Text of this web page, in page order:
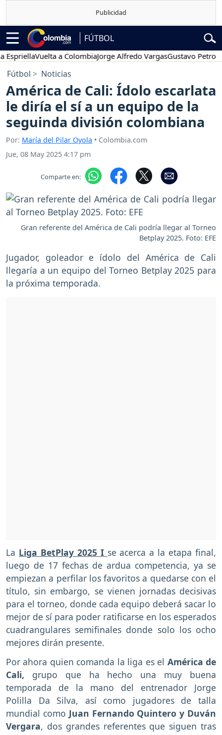
FÚTBOL
Vuelta a ColombiaJorge Alfredo VargasGustavo Petro
Fútbol Noticias
América de Cali: Ídolo escarlata
le diría el sí a un equipo de la
seguinda división colombiana
Por: María del Pilar Oyola • Colombia.com
Jue, 08 May 2025 4:17 pm
Comparte en:
Gran referente del América de Cali podría llegar al Torneo
Betplay 2025. Foto: EFE
Jugador, goleador e ídolo del América de Cali
llegaría a un equipo del Torneo Betplay 2025 para
la próxima temporada.
La Liga BetPlay 2025 I se acerca a la etapa final,
luego de 17 fechas de ardua competencia, ya se
empiezan a perfilar los favoritos a quedarse con el
título, sin embargo, se vienen jornadas decisivas
para el torneo, donde cada equipo deberá sacar lo
mejor de sí para poder ratificarse en los esperados
cuadrangulares semifinales donde solo los ocho
mejores dirán presente.
Por ahora quien comanda la liga es el América de
Cali, grupo que ha hecho una muy buena
temporada de la mano del entrenador Jorge
Polilla Da Silva, así como jugadores de talla
mundial como Juan Fernando Quintero y Duván
Vergara, dos grandes referentes que siguen tras